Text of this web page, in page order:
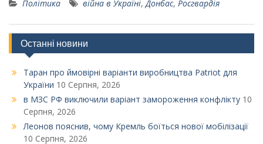
Політика війна в Україні,Донбас, Росгвардія
Останні новини
Таран про ймовірні варіанти виробництва Patriot для
України 10 Серпня, 2026
в МЗС РФ виключили варіант замороження конфлікту 10
Серпня, 2026
Леонов пояснив, чому Кремль боїться нової мобілізації
10 Серпня, 2026